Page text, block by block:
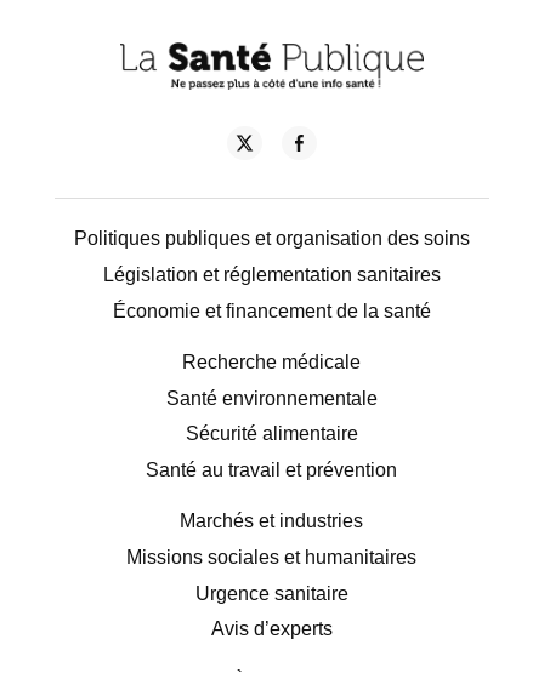
Politiques publiques et organisation des soins
Législation et réglementation sanitaires
Économie et financement de la santé
Recherche médicale
Santé environnementale
Sécurité alimentaire
Santé au travail et prévention
Marchés et industries
Missions sociales et humanitaires
Urgence sanitaire
Avis d’experts